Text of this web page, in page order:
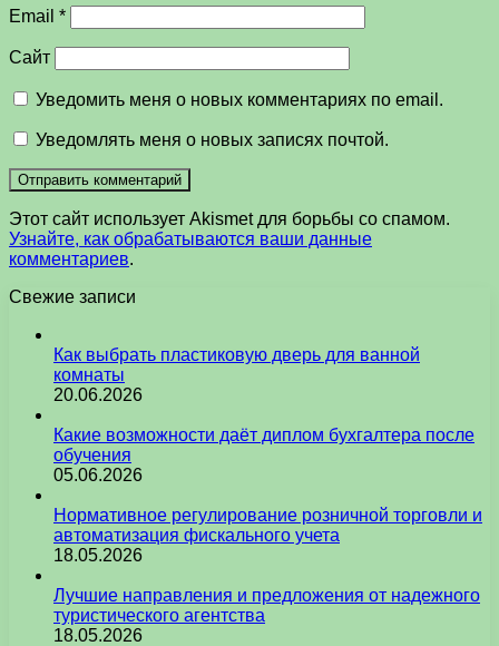
Email *
Сайт
Уведомить меня о новых комментариях по email.
Уведомлять меня о новых записях почтой.
Этот сайт использует Akismet для борьбы со спамом.
Узнайте, как обрабатываются ваши данные
комментариев.
Свежие записи
Как выбрать пластиковую дверь для ванной
комнаты
20.06.2026
Какие возможности даёт диплом бухгалтера после
обучения
05.06.2026
Нормативное регулирование розничной торговли и
автоматизация фискального учета
18.05.2026
Лучшие направления и предложения от надежного
туристического агентства
18.05.2026